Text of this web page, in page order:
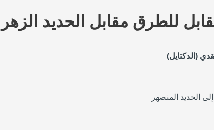
(الدكتايل)
الحديد المنصهر